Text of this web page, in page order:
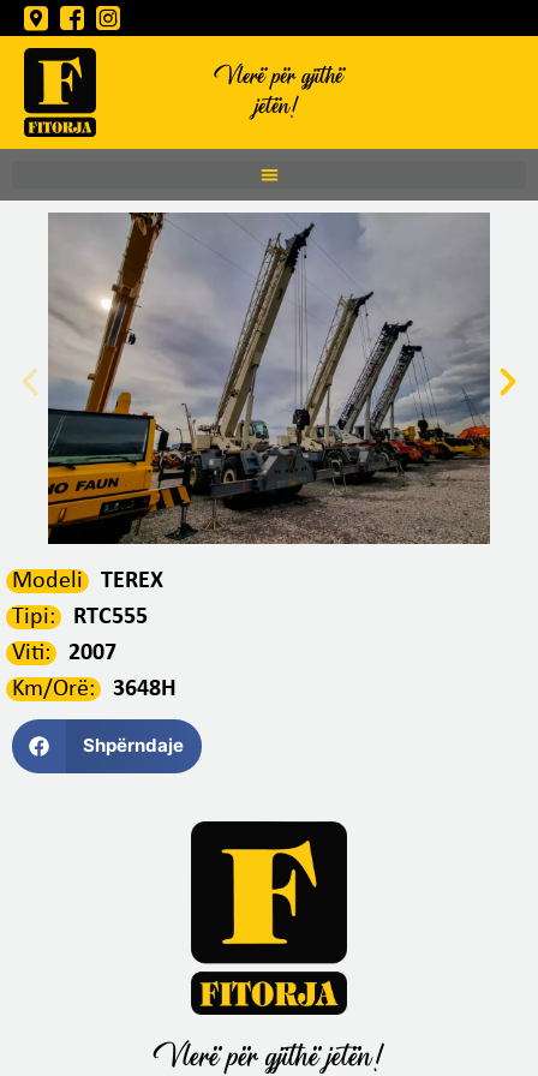
Vlerë për gjithë
jetën!
Modeli
TEREX
Tipi:
RTC555
Viti:
2007
Km/Orë:
3648H
Shpërndaje
Vlerë për gjithë jetën!